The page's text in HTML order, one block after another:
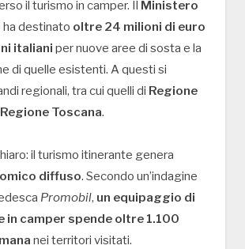
il turismo in camper. Il Ministero
ha destinato oltre 24 milioni di euro
italiani per nuove aree di sosta e la
di quelle esistenti. A questi si
regionali, tra cui quelli di Regione
Toscana.
il turismo itinerante genera
diffuso. Secondo un’indagine
Promobil, un equipaggio di
in camper spende oltre 1.100
nei territori visitati.